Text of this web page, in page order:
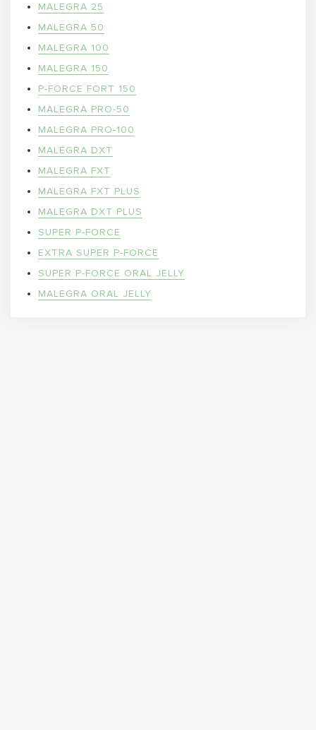
MALEGRA 25
MALEGRA 50
MALEGRA 100
MALEGRA 150
P-FORCE FORT 150
MALEGRA PRO-50
MALEGRA PRO-100
MALEGRA DXT
MALEGRA FXT
MALEGRA FXT PLUS
MALEGRA DXT PLUS
SUPER P-FORCE
EXTRA SUPER P-FORCE
SUPER P-FORCE ORAL JELLY
MALEGRA ORAL JELLY